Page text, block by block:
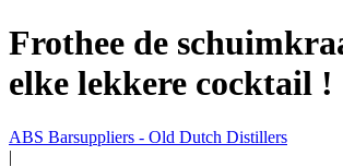
Frothee de
elke lekkere cocktail !
ABS Barsuppliers - Old Dutch Distillers
|